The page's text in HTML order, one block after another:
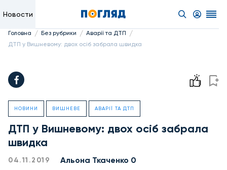
Новости
Головна / Без рубрики / Аварії та ДТП /
ДТП у Вишневому: двох осіб забрала швидка
НОВИНИ ВИШНЕВЕ АВАРІЇ ТА ДТП
ДТП у Вишневому: двох осіб забрала
швидка
04.11.2019 Альона Ткаченко 0